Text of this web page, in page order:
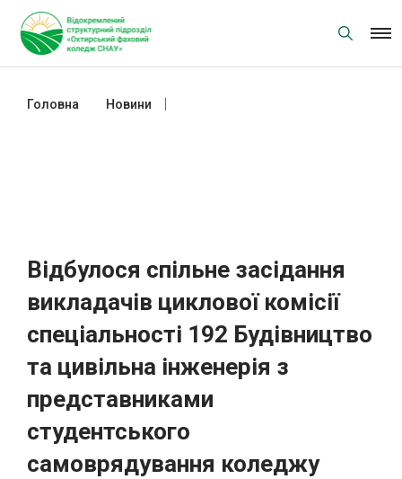
content
Головна Новини
Відбулося спільне засідання
викладачів циклової комісії
спеціальності 192 Будівництво
та цивільна інженерія з
представниками
студентського
самоврядування коледжу